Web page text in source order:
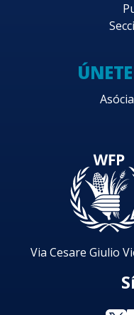
Via Cesare Giulio